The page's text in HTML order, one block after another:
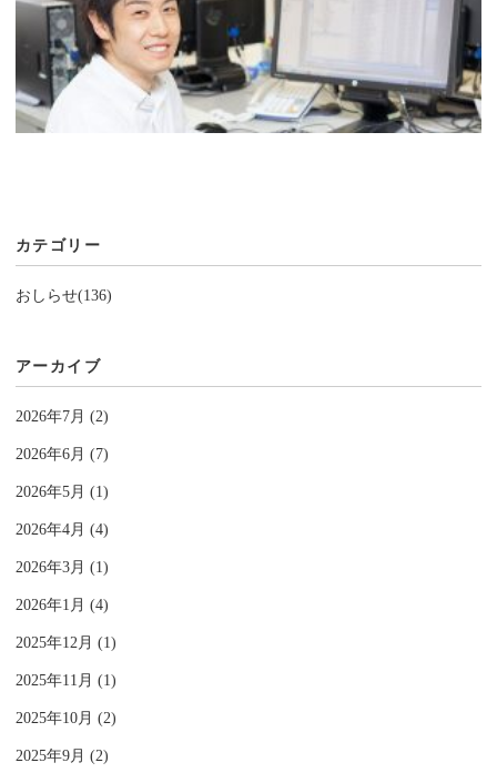
カテゴリー
おしらせ(136)
アーカイブ
2026年7月 (2)
2026年6月 (7)
2026年5月 (1)
2026年4月 (4)
2026年3月 (1)
2026年1月 (4)
2025年12月 (1)
2025年11月 (1)
2025年10月 (2)
2025年9月 (2)